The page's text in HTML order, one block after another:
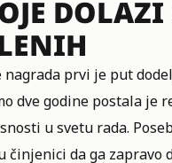
DOLAZI
nagrada prvi je put
dve godine postala je
u svetu rada.
činjenici da ga zapravo